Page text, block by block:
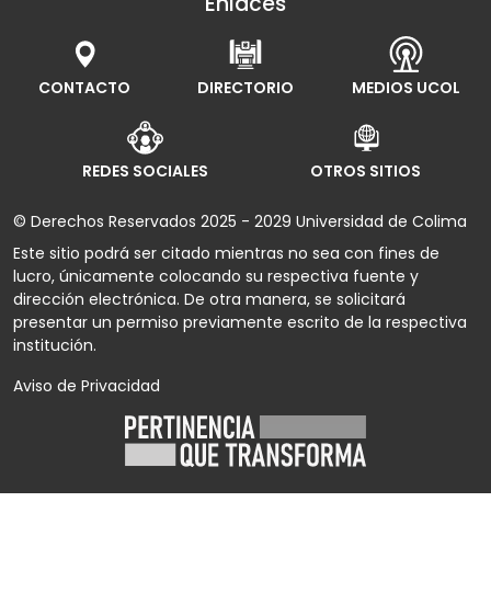
CONTACTO DIRECTORIO MEDIOS UCOL
REDES SOCIALES OTROS SITIOS
© Derechos Reservados 2025 - 2029 Universidad de Colima
Este sitio podrá ser citado mientras no sea con fines de
lucro, únicamente colocando su respectiva fuente y
dirección electrónica. De otra manera, se solicitará
presentar un permiso previamente escrito de la respectiva
institución.
Aviso de Privacidad